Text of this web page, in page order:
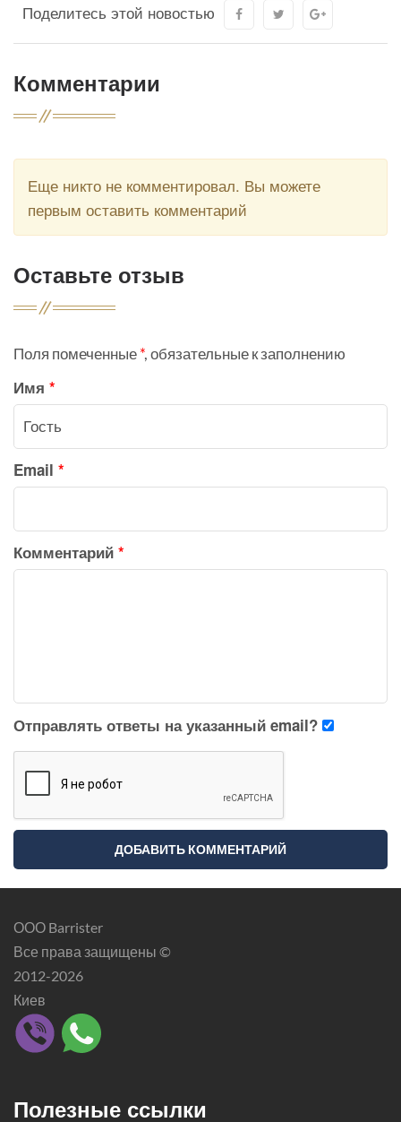
Поделитесь этой новостью
Комментарии
Еще никто не комментировал. Вы можете
первым оставить комментарий
Оставьте отзыв
Поля помеченные*, обязательные к заполнению
Имя *
Email *
Комментарий *
Отправлять ответы на указанный email?
ООО Barrister
Все права защищены ©
2012-2026
Киев
Полезные ссылки